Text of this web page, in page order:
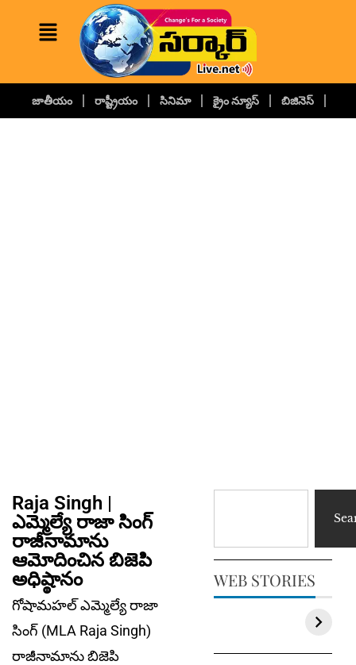
జాతీయం రాష్ట్రీయం సినిమా క్రైం న్యూస్ బిజినెస్
Raja Singh |
ఎమ్మెల్యే రాజా సింగ్
రాజీనామాను
ఆమోదించిన బిజెపి
అధిష్ఠానం
గోషామహల్ ఎమ్మెల్యే రాజా
సింగ్ (MLA Raja Singh)
రాజీనామాను బిజెపి
WEB STORIES